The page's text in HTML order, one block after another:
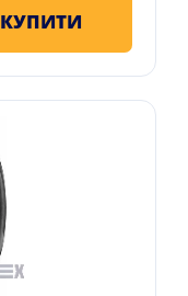
КУПИТИ